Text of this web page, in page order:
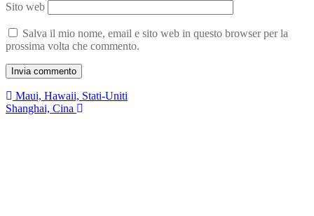
Sito web
Salva il mio nome, email e sito web in questo browser per la
prossima volta che commento.
Navigazione
articoli
Maui, Hawaii, Stati-Uniti
Shanghai, Cina